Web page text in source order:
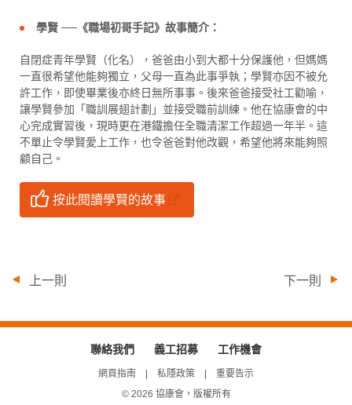
學賢 ──《職場初哥手記》故事簡介：
自閉症青年學賢（化名），爸爸由小到大都十分保護他，但媽媽
一直很希望他能夠獨立，父母一直為此事爭執；學賢亦因不被允
許工作，即使畢業後亦終日無所事事。後來爸爸接受社工勸喻，
讓學賢參加「職訓展翅計劃」並接受職前訓練。他在協康會的中
心完成實習後，現時更在港鐵擔任全職清潔工作超過一年半。這
不單止令學賢愛上工作，也令爸爸對他改觀，希望他將來能夠照
顧自己。
按此閱讀學賢的故事
上一則 下一則
聯絡我們 義工招募 工作機會
網頁指南 私隱政策
重要告示
© 2026 協康會，版權所有